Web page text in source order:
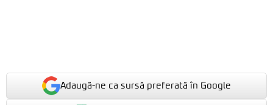
Adaugă-ne ca sursă preferată în Google